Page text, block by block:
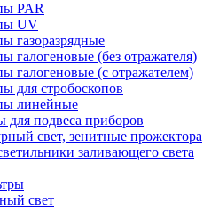
PAR
UV
газоразрядные
галогеновые (без отражателя)
галогеновые (с отражателем)
для стробоскопов
линейные
для подвеса приборов
свет, зенитные прожектора
заливающего света
свет